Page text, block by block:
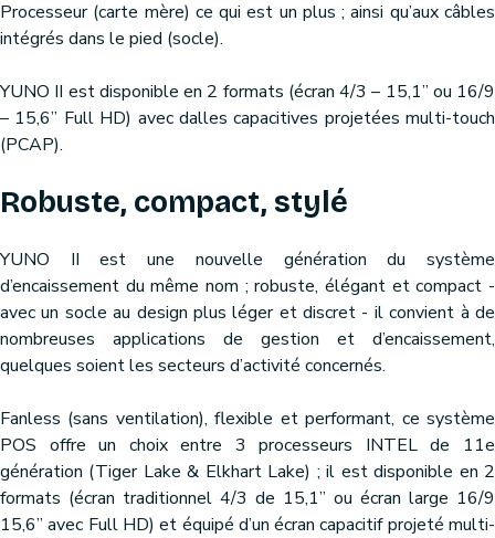
Processeur (carte mère) ce qui est un plus ; ainsi qu’aux câbles
intégrés dans le pied (socle).
YUNO II est disponible en 2 formats (écran 4/3 – 15,1’’ ou 16/9
– 15,6’’ Full HD) avec dalles capacitives projetées multi-touch
(PCAP).
Robuste, compact, stylé
YUNO II est une nouvelle génération du système
d’encaissement du même nom ; robuste, élégant et compact -
avec un socle au design plus léger et discret - il convient à de
nombreuses applications de gestion et d’encaissement,
quelques soient les secteurs d’activité concernés.
Fanless (sans ventilation), flexible et performant, ce système
POS offre un choix entre 3 processeurs INTEL de 11e
génération (Tiger Lake & Elkhart Lake) ; il est disponible en 2
formats (écran traditionnel 4/3 de 15,1’’ ou écran large 16/9
15,6’’ avec Full HD) et équipé d’un écran capacitif projeté multi-